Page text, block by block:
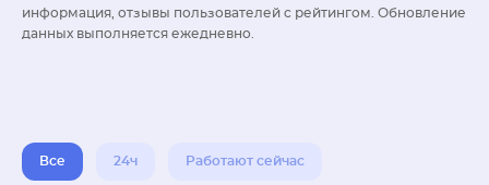
информация, отзывы пользователей с рейтингом. Обновление
данных выполняется ежедневно.
Все 24ч Работают сейчас